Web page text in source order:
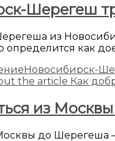
Шерегеш
из
определится как
Новосибирск-
из
до